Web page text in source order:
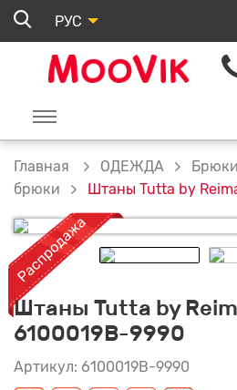
РУС
Главная ОДЕЖДА Брюки
брюки
Штаны Tutta by
Штаны Tutta by
6100019B-9990
Артикул: 6100019B-9990